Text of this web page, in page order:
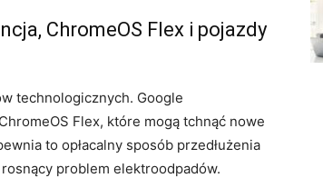
ChromeOS Flex i pojazdy
technologicznych. Google
Flex, które mogą tchnąć nowe
to opłacalny sposób przedłużenia
problem elektroodpadów.